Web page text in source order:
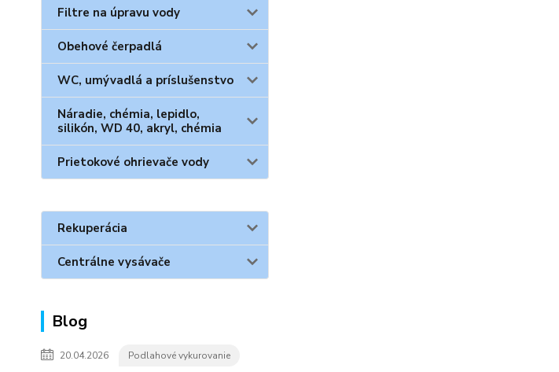
Filtre na úpravu vody
Obehové čerpadlá
WC, umývadlá a príslušenstvo
Náradie, chémia, lepidlo,
silikón, WD 40, akryl, chémia
Prietokové ohrievače vody
Rekuperácia
Centrálne vysávače
Blog
20.04.2026 Podlahové vykurovanie